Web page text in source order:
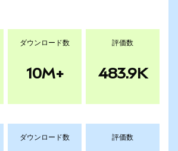
ダウンロード数
10M+
評価数
483.9K
ダウンロード数 評価数